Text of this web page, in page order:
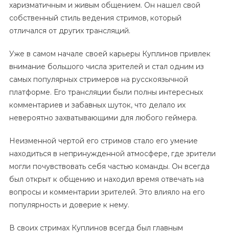
харизматичным и живым общением. Он нашел свой
собственный стиль ведения стримов, который
отличался от других трансляций.
Уже в самом начале своей карьеры Куплинов привлек
внимание большого числа зрителей и стал одним из
самых популярных стримеров на русскоязычной
платформе. Его трансляции были полны интересных
комментариев и забавных шуток, что делало их
невероятно захватывающими для любого геймера.
Неизменной чертой его стримов стало его умение
находиться в непринужденной атмосфере, где зрители
могли почувствовать себя частью команды. Он всегда
был открыт к общению и находил время отвечать на
вопросы и комментарии зрителей. Это влияло на его
популярность и доверие к нему.
В своих стримах Куплинов всегда был главным